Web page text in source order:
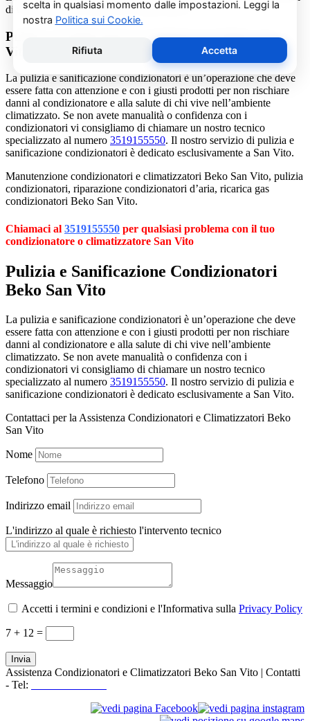
di un addetto alla assistenza condizionatori.
Pulizia e Sanificazione Condizionatori Beko San
Vito
La pulizia e sanificazione condizionatori è un’operazione che deve
essere fatta con attenzione e con i giusti prodotti per non rischiare
danni al condizionatore e alla salute di chi vive nell’ambiente
climatizzato. Se non avete manualità o confidenza con i
condizionatori vi consigliamo di chiamare un nostro tecnico
specializzato al numero 3519155550. Il nostro servizio di pulizia e
sanificazione condizionatori è dedicato esclusivamente a San Vito.
Manutenzione condizionatori e climatizzatori Beko San Vito, pulizia
condizionatori, riparazione condizionatori d’aria, ricarica gas
condizionatori Beko San Vito.
Chiamaci al 3519155550 per qualsiasi problema con il tuo
condizionatore o climatizzatore San Vito
Pulizia e Sanificazione Condizionatori
Beko San Vito
La pulizia e sanificazione condizionatori è un’operazione che deve
essere fatta con attenzione e con i giusti prodotti per non rischiare
danni al condizionatore e alla salute di chi vive nell’ambiente
climatizzato. Se non avete manualità o confidenza con i
condizionatori vi consigliamo di chiamare un nostro tecnico
specializzato al numero 3519155550. Il nostro servizio di pulizia e
sanificazione condizionatori è dedicato esclusivamente a San Vito.
Contattaci per la Assistenza Condizionatori e Climatizzatori Beko
San Vito
Nome
Telefono
Indirizzo email
L'indirizzo al quale è richiesto l'intervento tecnico
Messaggio
Accetti i termini e condizioni e l'Informativa sulla Privacy Policy
7 + 12 =
Invia
Assistenza Condizionatori e Climatizzatori Beko San Vito | Contatti
- Tel: